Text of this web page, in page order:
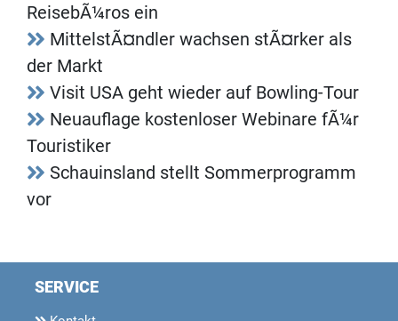
ReisebÃ¼ros ein
MittelstÃ¤ndler wachsen stÃ¤rker als
der Markt
Visit USA geht wieder auf Bowling-Tour
Neuauflage kostenloser Webinare fÃ¼r
Touristiker
Schauinsland stellt Sommerprogramm
vor
SERVICE